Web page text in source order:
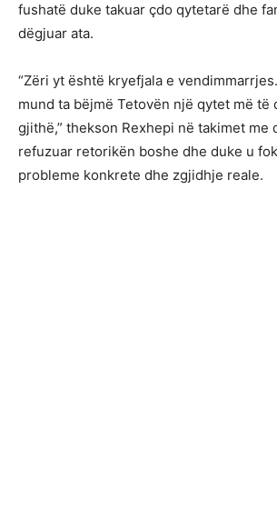
fushatë duke takuar çdo qytetarë dhe
dëgjuar ata.
“Zëri yt është kryefjala e
mund ta bëjmë Tetovën një qytet më të
gjithë,” thekson Rexhepi në takimet me
refuzuar retorikën boshe dhe duke u
probleme konkrete dhe zgjidhje reale.